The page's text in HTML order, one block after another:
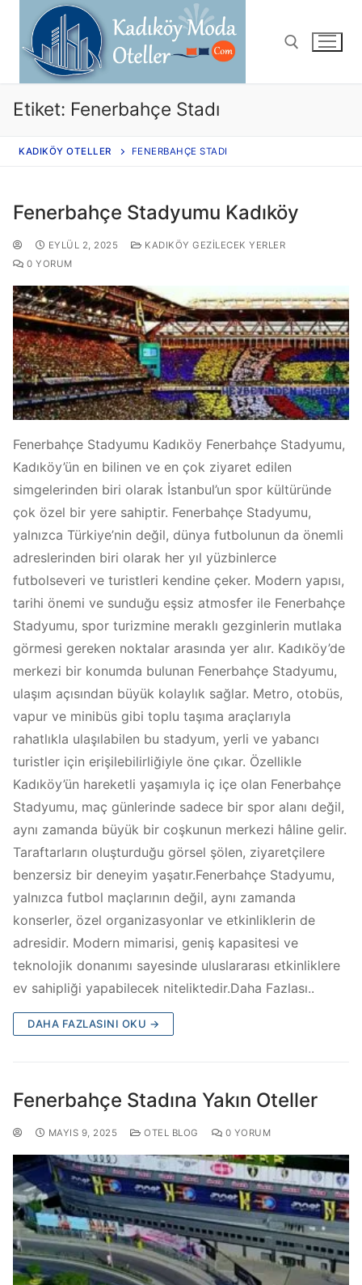
Etiket: Fenerbahçe Stadı
KADIKÖY OTELLER FENERBAHÇE STADI
Fenerbahçe Stadyumu Kadıköy
EYLÜL 2, 2025
KADIKÖY GEZILECEK YERLER
0 YORUM
Fenerbahçe Stadyumu Kadıköy Fenerbahçe Stadyumu,
Kadıköy’ün en bilinen ve en çok ziyaret edilen
simgelerinden biri olarak İstanbul’un spor kültüründe
çok özel bir yere sahiptir. Fenerbahçe Stadyumu,
yalnızca Türkiye’nin değil, dünya futbolunun da önemli
adreslerinden biri olarak her yıl yüzbinlerce
futbolseveri ve turistleri kendine çeker. Modern yapısı,
tarihi önemi ve sunduğu eşsiz atmosfer ile Fenerbahçe
Stadyumu, spor turizmine meraklı gezginlerin mutlaka
görmesi gereken noktalar arasında yer alır. Kadıköy’de
merkezi bir konumda bulunan Fenerbahçe Stadyumu,
ulaşım açısından büyük kolaylık sağlar. Metro, otobüs,
vapur ve minibüs gibi toplu taşıma araçlarıyla
rahatlıkla ulaşılabilen bu stadyum, yerli ve yabancı
turistler için erişilebilirliğiyle öne çıkar. Özellikle
Kadıköy’ün hareketli yaşamıyla iç içe olan Fenerbahçe
Stadyumu, maç günlerinde sadece bir spor alanı değil,
aynı zamanda büyük bir coşkunun merkezi hâline gelir.
Taraftarların oluşturduğu görsel şölen, ziyaretçilere
benzersiz bir deneyim yaşatır.Fenerbahçe Stadyumu,
yalnızca futbol maçlarının değil, aynı zamanda
konserler, özel organizasyonlar ve etkinliklerin de
adresidir. Modern mimarisi, geniş kapasitesi ve
teknolojik donanımı sayesinde uluslararası etkinliklere
ev sahipliği yapabilecek niteliktedir.Daha Fazlası..
DAHA FAZLASINI OKU →
Fenerbahçe Stadına Yakın Oteller
MAYIS 9, 2025 OTEL BLOG 0 YORUM